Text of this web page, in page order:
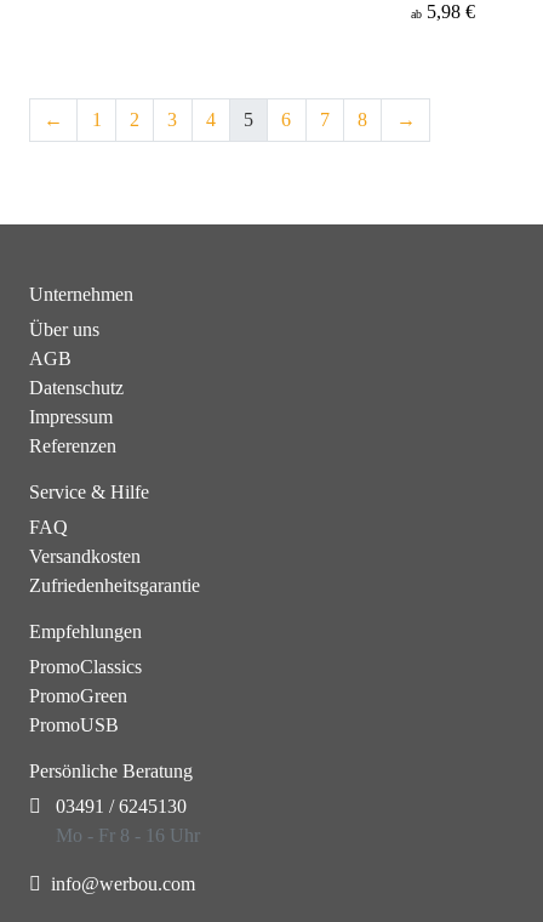
ab 5,98 €
← 1 2 3 4 5 6 7 8 →
Unternehmen
Über uns
AGB
Datenschutz
Impressum
Referenzen
Service & Hilfe
FAQ
Versandkosten
Zufriedenheitsgarantie
Empfehlungen
PromoClassics
PromoGreen
PromoUSB
Persönliche Beratung
03491 / 6245130
Mo - Fr 8 - 16 Uhr
info@werbou.com